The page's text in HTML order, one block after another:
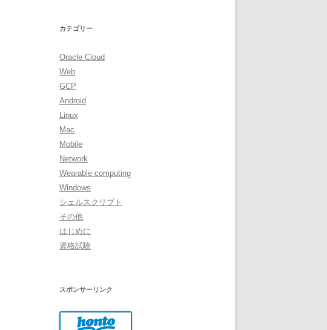
カテゴリー
Oracle Cloud
Web
GCP
Android
Linux
Mac
Mobile
Network
Wearable computing
Windows
シェルスクリプト
その他
はじめに
資格試験
スポンサーリンク